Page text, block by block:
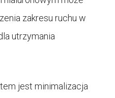
zakresu ruchu w
utrzymania
jest minimalizacja